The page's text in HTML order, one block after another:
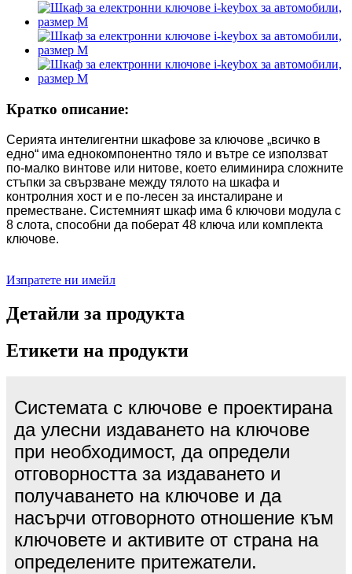
Кратко описание:
Серията интелигентни шкафове за ключове „всичко в
едно“ има еднокомпонентно тяло и вътре се използват
по-малко винтове или нитове, което елиминира сложните
стъпки за свързване между тялото на шкафа и
контролния хост и е по-лесен за инсталиране и
преместване. Системният шкаф има 6 ключови модула с
8 слота, способни да поберат 48 ключа или комплекта
ключове.
Изпратете ни имейл
Детайли за продукта
Етикети на продукти
Системата с ключове е проектирана
да улесни издаването на ключове
при необходимост, да определи
отговорността за издаването и
получаването на ключове и да
насърчи отговорното отношение към
ключовете и активите от страна на
определените притежатели.